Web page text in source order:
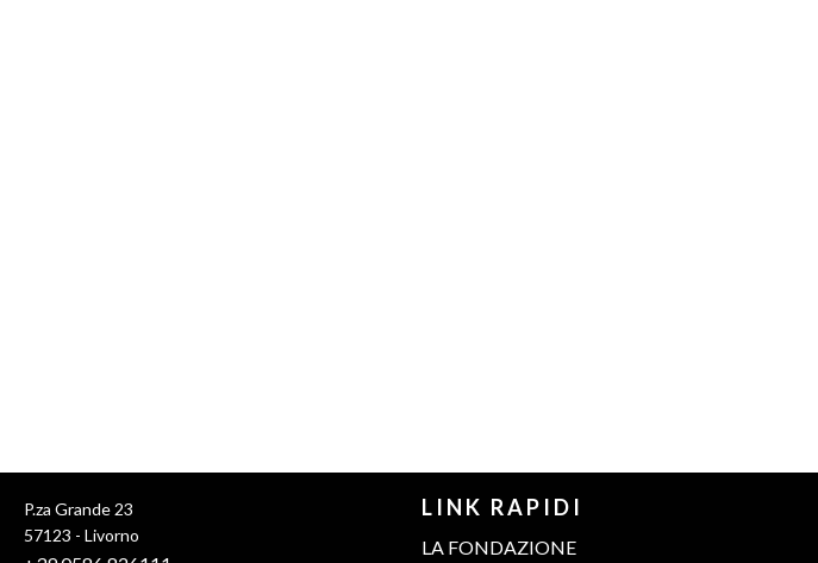
P.za Grande 23
57123 - Livorno
LINK RAPIDI
LA FONDAZIONE